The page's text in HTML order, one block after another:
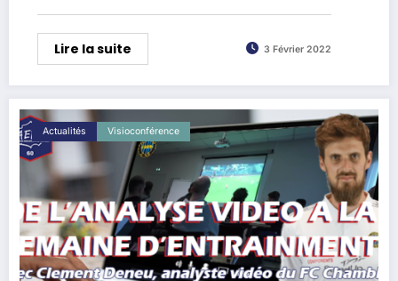
Lire la suite 3 Février 2022
Actualités Visioconférence